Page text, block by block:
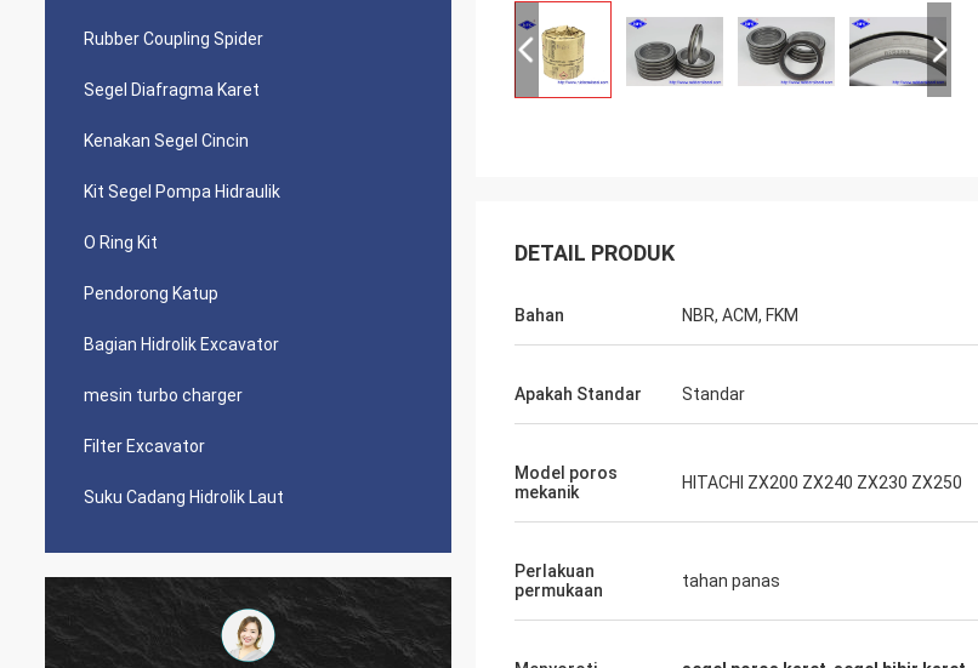
Rubber Coupling Spider
Segel Diafragma Karet
Kenakan Segel Cincin
Kit Segel Pompa Hidraulik
O Ring Kit
Pendorong Katup
Bagian Hidrolik Excavator
mesin turbo charger
Filter Excavator
Suku Cadang Hidrolik Laut
DETAIL PRODUK
Bahan NBR, ACM, FKM
Apakah Standar Standar
Model poros
mekanik
HITACHI ZX200 ZX240 ZX230 ZX250
Perlakuan
permukaan
tahan panas